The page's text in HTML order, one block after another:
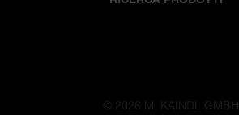
© 2026 M. KAINDL GMBH